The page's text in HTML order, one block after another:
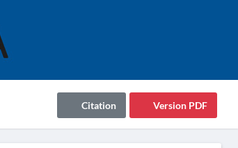
Version PDF
Citation